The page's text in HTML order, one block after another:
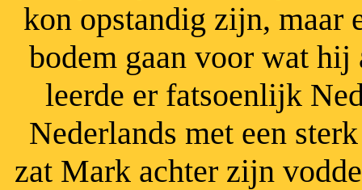
kon opstandig zijn, maar
bodem gaan voor wat
leerde er fatsoenlijk
Nederlands met een
zat Mark achter zijn